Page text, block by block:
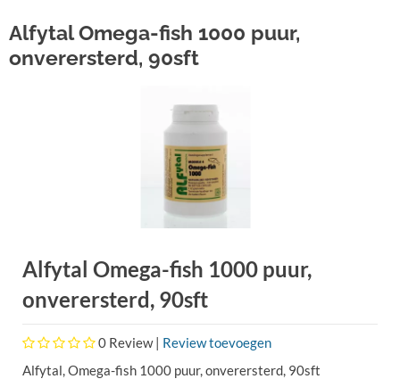
Alfytal Omega-fish 1000 puur,
onverersterd, 90sft
Alfytal Omega-fish 1000 puur,
onverersterd, 90sft
0 Review | Review toevoegen
Alfytal, Omega-fish 1000 puur, onverersterd, 90sft